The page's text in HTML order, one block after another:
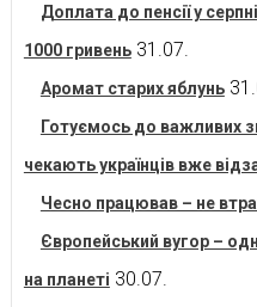
Доплата до пенсії у
1000 гривень 31.07.
Аромат старих яблунь
Готуємось до важливих
чекають українців вже
Чесно працював – не
Європейський вугор –
на планеті 30.07.